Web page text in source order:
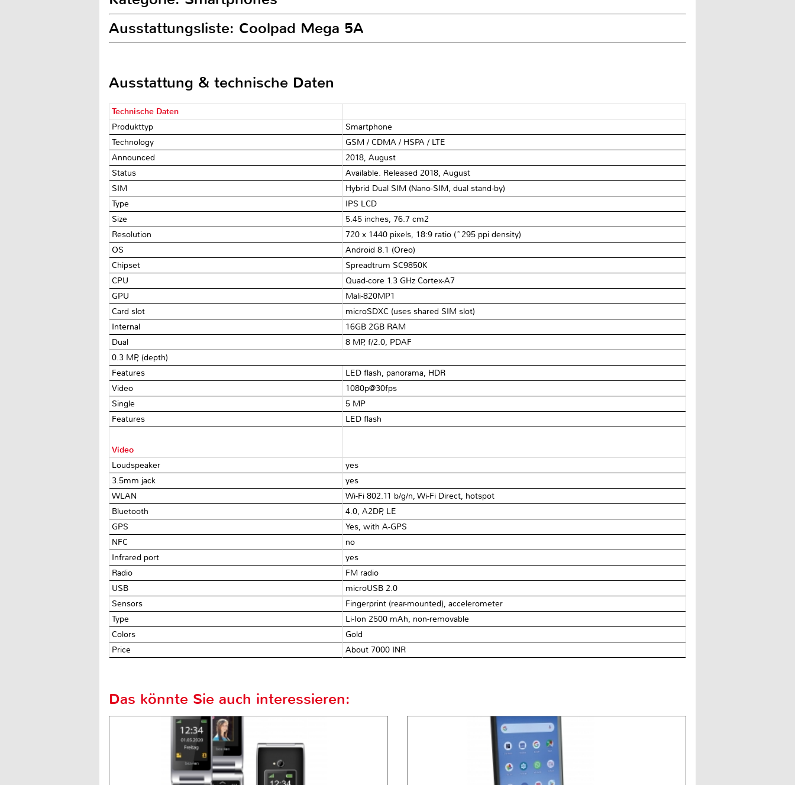
Ausstattungsliste: Coolpad Mega 5A
Ausstattung & technische Daten
Technische Daten
Produkttyp
Smartphone
Technology
GSM / CDMA / HSPA / LTE
Announced
2018, August
Status
Available. Released 2018, August
SIM
Hybrid Dual SIM (Nano-SIM, dual stand-by)
Type
IPS LCD
Size
5.45 inches, 76.7 cm2
Resolution
720 x 1440 pixels, 18:9 ratio (~295 ppi density)
OS
Android 8.1 (Oreo)
Chipset
Spreadtrum SC9850K
CPU
Quad-core 1.3 GHz Cortex-A7
GPU
Mali-820MP1
Card slot
microSDXC (uses shared SIM slot)
Internal
16GB 2GB RAM
Dual
8 MP, f/2.0, PDAF
0.3 MP, (depth)
Features
LED flash, panorama, HDR
Video
1080p@30fps
Single
5 MP
Features
LED flash
Video
Loudspeaker
yes
3.5mm jack
yes
WLAN
Wi-Fi 802.11 b/g/n, Wi-Fi Direct, hotspot
Bluetooth
4.0, A2DP, LE
GPS
Yes, with A-GPS
NFC
no
Infrared port
yes
Radio
FM radio
USB
microUSB 2.0
Sensors
Fingerprint (rear-mounted), accelerometer
Type
Li-Ion 2500 mAh, non-removable
Colors
Gold
Price
About 7000 INR
Das könnte Sie auch interessieren: